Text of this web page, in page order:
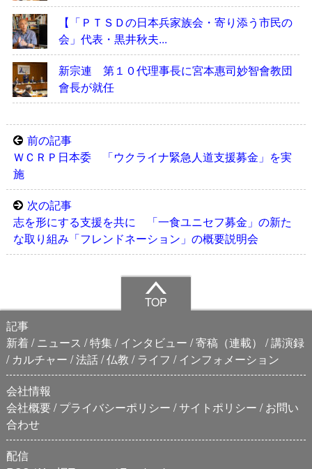
【「ＰＴＳＤの日本兵家族会・寄り添う市民の
会」代表・黒井秋夫...
新宗連 第１０代理事長に宮本惠司妙智會教団
會長が就任
前の記事
ＷＣＲＰ日本委 「ウクライナ緊急人道支援募金」を実
施
次の記事
志を形にする支援を共に 「一食ユニセフ募金」の新た
な取り組み「フレンドネーション」の概要説明会
TOP
記事
新着
ニュース 特集 インタビュー 寄稿（連載）
講演録
カルチャー 法話 仏教 ライフ
インフォメーション
会社情報
会社概要 プライバシーポリシー サイトポリシー
お問い
合わせ
配信